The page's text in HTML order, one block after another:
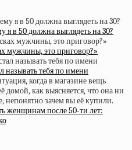
в 50 должна выглядеть на 30?
мужчины, это приговор?»
называть тебя по имени
женщинам после 50-ти лет: